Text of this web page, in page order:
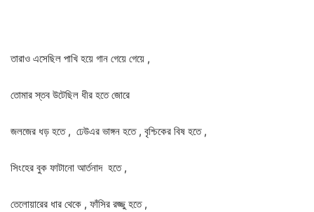
তারাও এসেছিল পাখি হয়ে গান গেয়ে গেয়ে ,
তোমার স্তব উটেছিল ধীর হতে জোরে
জলজের ধড় হতে , ঢেউএর ভাঙ্গন হতে , বৃশ্চিকের বিষ হতে ,
সিংহের বুক ফাটানো আর্তনাদ হতে ,
তেলোয়ারের ধার থেকে , ফাঁসির রজ্জু হতে ,